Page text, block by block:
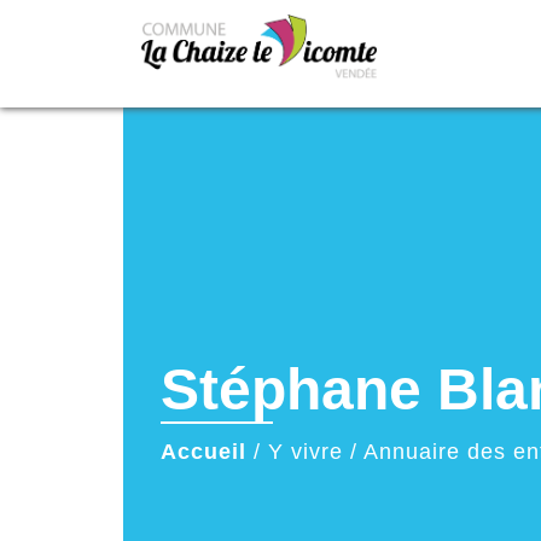
Stéphane
Accueil / Y vivre / Annuaire des